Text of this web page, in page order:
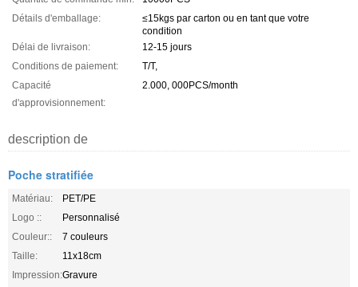
Détails d'emballage:
≤15kgs par carton ou en tant que votre
condition
Délai de livraison:
12-15 jours
Conditions de paiement:
T/T,
Capacité
d'approvisionnement:
2.000, 000PCS/month
description de
Poche stratifiée
Matériau:
PET/PE
Logo ::
Personnalisé
Couleur::
7 couleurs
Taille:
11x18cm
Impression:Gravure